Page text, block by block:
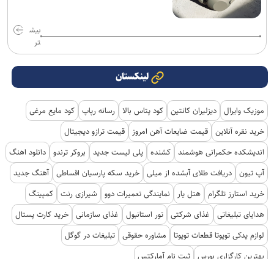
بیش
تر
لینکستان
موزیک وایرال دیزلیران کانتین کود پتاس بالا رسانه رپاپ کود مایع مرغی
خرید نقره آنلاین قیمت ضایعات آهن امروز
قیمت ترازو دیجیتال
اندیشکده حکمرانی هوشمند کشنده پلی لیست جدید بروکر ترندو دانلود اهنگ
آپ تیون دریافت طلای آبشده از میلی خرید سکه پارسیان اقساطی آهنگ جدید
خرید استارز تلگرام هتل یار نمایندگی تعمیرات دوو شیرازی رنت کمپینگ
هدایای تبلیغاتی
غذای شرکتی تور استانبول غذای سازمانی خرید کارت پستال
لوازم یدکی تویوتا قطعات تویوتا
مشاوره حقوقی تبلیغات در گوگل
بهترین کارگزاری بورس ثبت نام آمارکتس